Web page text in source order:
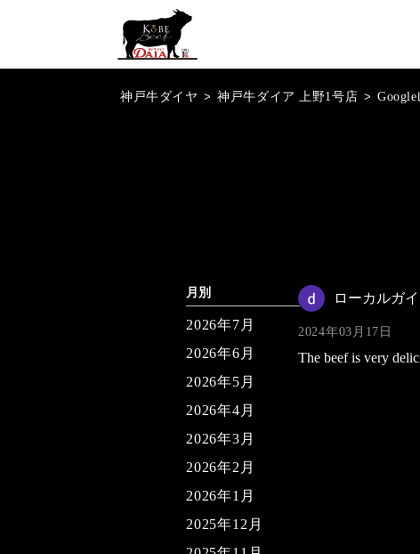
神戸牛ダイヤ > 神戸牛ダイア 上野1号店 >
ローカルガ
2024年03月17日
The beef is very
月別
2026年7月
2026年6月
2026年5月
2026年4月
2026年3月
2026年2月
2026年1月
2025年12月